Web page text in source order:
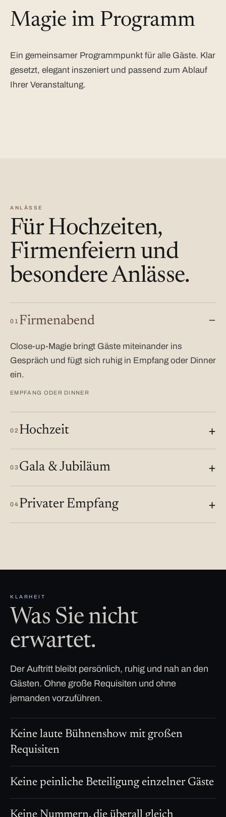
Magie im Programm
Ein gemeinsamer Programmpunkt für alle Gäste. Klar
gesetzt, elegant inszeniert und passend zum Ablauf
Ihrer Veranstaltung.
ANLÄSSE
Für Hochzeiten,
Firmenfeiern und
besondere Anlässe.
01 Firmenabend
Close-up-Magie bringt Gäste miteinander ins
Gespräch und fügt sich ruhig in Empfang oder Dinner
ein.
EMPFANG ODER DINNER
02 Hochzeit
03 Gala & Jubiläum
04 Privater Empfang
KLARHEIT
Was Sie nicht
erwartet.
Der Auftritt bleibt persönlich, ruhig und nah an den
Gästen. Ohne große Requisiten und ohne
jemanden vorzuführen.
Keine laute Bühnenshow mit großen
Requisiten
Keine peinliche Beteiligung einzelner Gäste
Keine Nummern, die überall gleich